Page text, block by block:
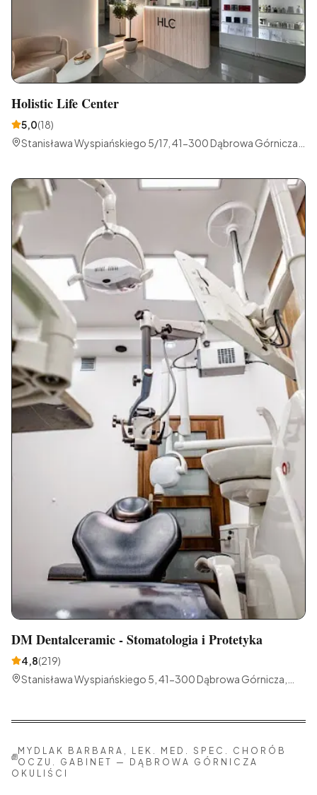
Holistic Life Center
5,0(18)
Stanisława Wyspiańskiego 5/17, 41-300 Dąbrowa Górnicza,
DM Dentalceramic - Stomatologia i Protetyka
4,8(219)
Stanisława Wyspiańskiego 5, 41-300 Dąbrowa Górnicza,
MYDLAK BARBARA, LEK. MED. SPEC. CHORÓB
OCZU. GABINET — DĄBROWA GÓRNICZA
OKULIŚCI